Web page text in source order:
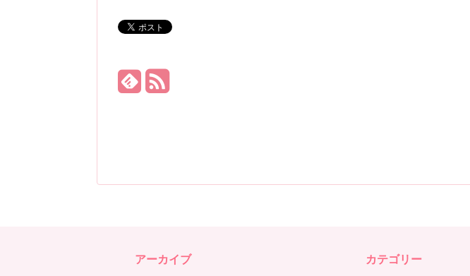
アーカイブ カテゴリー